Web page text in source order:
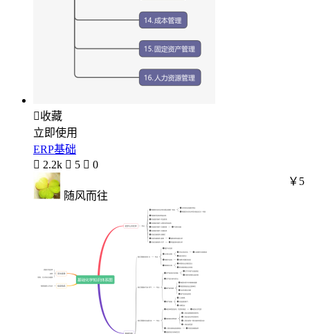
收藏
立即使用
ERP基础
 2.2k  5  0
随风而往
￥5